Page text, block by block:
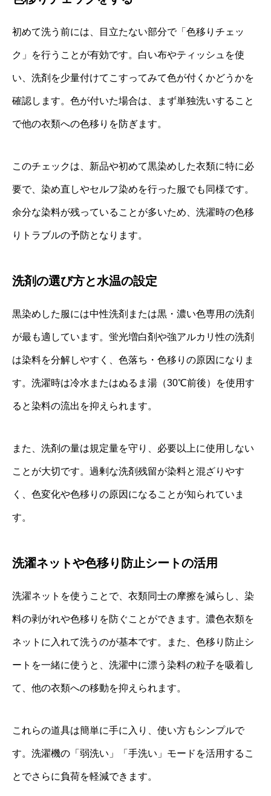
初めて洗う前には、目立たない部分で「色移りチェッ
ク」を行うことが有効です。白い布やティッシュを使
い、洗剤を少量付けてこすってみて色が付くかどうかを
確認します。色が付いた場合は、まず単独洗いすること
で他の衣類への色移りを防ぎます。
このチェックは、新品や初めて黒染めした衣類に特に必
要で、染め直しやセルフ染めを行った服でも同様です。
余分な染料が残っていることが多いため、洗濯時の色移
りトラブルの予防となります。
洗剤の選び方と水温の設定
黒染めした服には中性洗剤または黒・濃い色専用の洗剤
が最も適しています。蛍光増白剤や強アルカリ性の洗剤
は染料を分解しやすく、色落ち・色移りの原因になりま
す。洗濯時は冷水またはぬるま湯（30℃前後）を使用す
ると染料の流出を抑えられます。
また、洗剤の量は規定量を守り、必要以上に使用しない
ことが大切です。過剰な洗剤残留が染料と混ざりやす
く、色変化や色移りの原因になることが知られていま
す。
洗濯ネットや色移り防止シートの活用
洗濯ネットを使うことで、衣類同士の摩擦を減らし、染
料の剥がれや色移りを防ぐことができます。濃色衣類を
ネットに入れて洗うのが基本です。また、色移り防止シ
ートを一緒に使うと、洗濯中に漂う染料の粒子を吸着し
て、他の衣類への移動を抑えられます。
これらの道具は簡単に手に入り、使い方もシンプルで
す。洗濯機の「弱洗い」「手洗い」モードを活用するこ
とでさらに負荷を軽減できます。